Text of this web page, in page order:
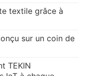
textile grâce à
sur un coin de
TEKIN